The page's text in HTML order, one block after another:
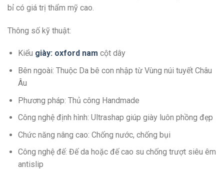
bỉ có giá trị thẩm mỹ cao.
Thông số kỹ thuật:
Kiểu giày: oxford nam cột dây
Bên ngoài: Thuộc Da bê con nhập từ Vùng núi tuyết Châu
Âu
Phương pháp: Thủ công Handmade
Công nghệ định hình: Ultrashap giúp giày luôn phồng đẹp
Chức năng nâng cao: Chống nước, chống bụi
Công nghệ đế: Đế da hoặc đế cao su chống trượt siêu êm
antislip